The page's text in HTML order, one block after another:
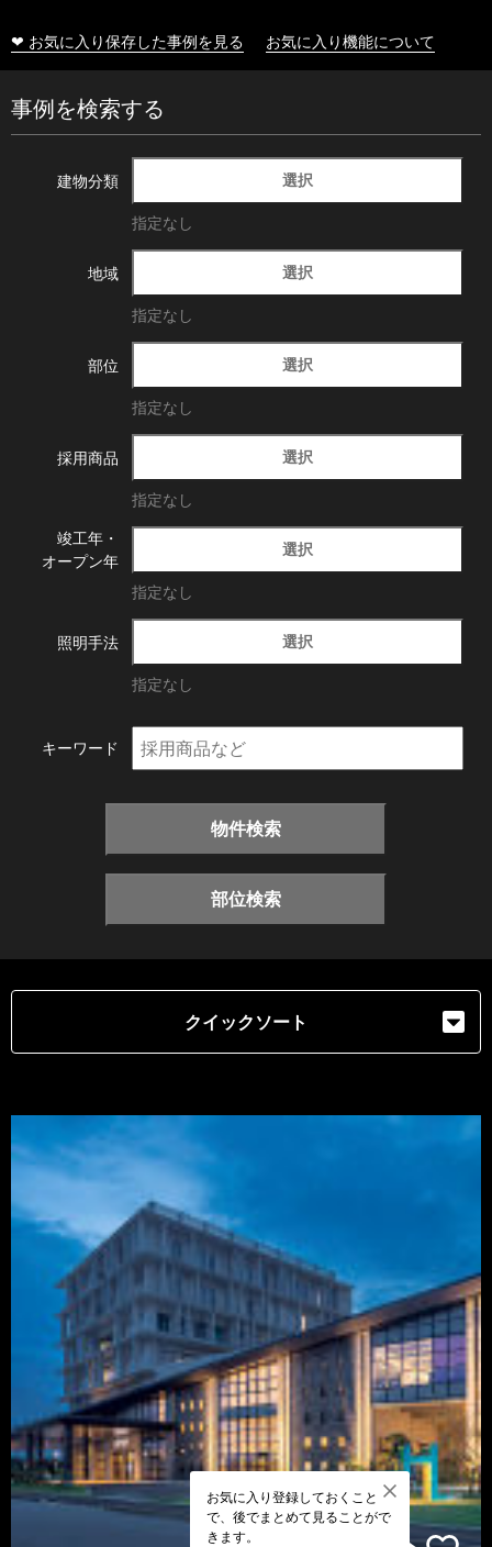
❤ お気に入り保存した事例を見る お気に入り機能について
事例を検索する
建物分類 選択
指定なし
地域 選択
指定なし
部位 選択
指定なし
採用商品 選択
指定なし
竣工年・
オープン年
選択
指定なし
照明手法 選択
指定なし
キーワード
物件検索
部位検索
クイックソート
お気に入り登録しておくこと
で、後でまとめて見ることがで
きます。